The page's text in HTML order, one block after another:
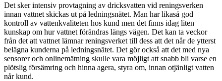
Det sker intensiv provtagning av dricksvatten vid reningsverken
innan vattnet skickas ut på ledningsnätet. Man har likaså god
kontroll av vattenkvaliteten hos kund men det finns idag liten
kunskap om hur vattnet förändras längs vägen. Det kan ta veckor
från det att vattnet lämnar reningsverket till dess att det når de ytterst
belägna kunderna på ledningsnätet. Det gör också att det med nya
sensorer och onlinemätning skulle vara möjligt att snabb bli varse en
plötslig försämring och hinna agera, styra om, innan otjänligt vatten
når kund.